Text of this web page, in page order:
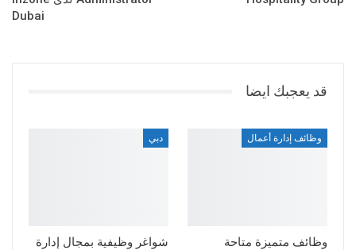
Dubai
قد يعجبك ايضا
وظائف إدارة أعمال
وظائف متميزة متاحة
دبي
شواغر وظيفية بمجال إدارة